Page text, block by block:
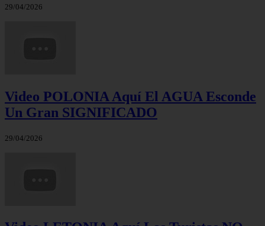
29/04/2026
Video POLONIA Aquí El AGUA Esconde
Un Gran SIGNIFICADO
29/04/2026